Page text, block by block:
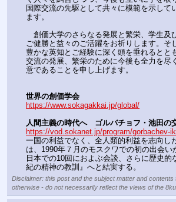
国際交流の先駆として共々に模範を示して
ます。
創価大学のさらなる発展と繁栄、学生及
ご健勝と益々のご活躍をお祈りします。そ
豊かな英知とご経験に深く頭を垂れるとと
交流の発展、繁栄のために今後も全力を尽
意であることを申し上げます。
世界の創価学会
https://www.sokagakkai.jp/global/
人間主義の時代へ　ゴルバチョフ・池田の
https://vod.sokanet.jp/program/gorbachev-
一国の利益でなく、全人類的利益を志向し
は、1990年７月のモスクワでの初の出会い
日本での10回におよぶ会談、さらに歴史的
紀の精神の教訓』へと結実する。
Disclaimer: this post and the subject matter and
otherwise - do not necessarily reflect the views of the